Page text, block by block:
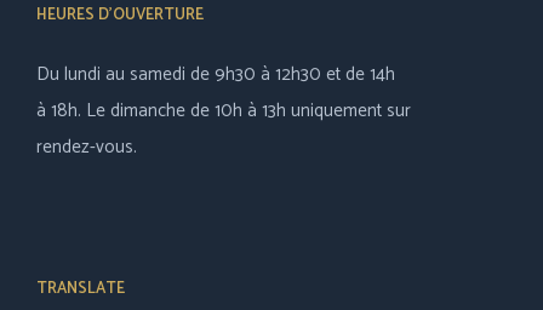
HEURES D’OUVERTURE
Du lundi au samedi de 9h30 à 12h30 et de 14h
à 18h. Le dimanche de 10h à 13h uniquement sur
rendez-vous.
TRANSLATE